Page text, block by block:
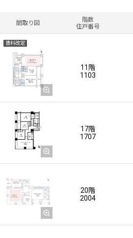
間取り図
階数
住戸番号
賃料改定
11階
1103
17階
1707
20階
2004